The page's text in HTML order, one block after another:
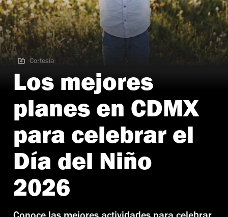
Cortesía | Curso de verano
Cortesía
Los mejores
planes en CDMX
para celebrar el
Día del Niño
2026